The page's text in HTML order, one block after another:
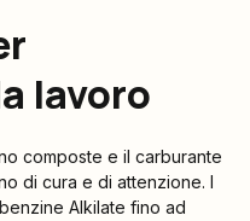
lavoro
composte e il carburante
di cura e di attenzione. I
Alkilate fino ad